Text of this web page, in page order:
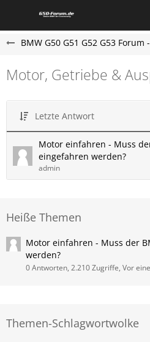
Motor, Getriebe &
Letzte Antwort
Motor einfahren - Muss
eingefahren werden?
admin
Heiße Themen
Motor einfahren - Muss der
werden?
0 Antworten, 2.210 Zugriffe, Vor
Themen-Schlagwortwolke